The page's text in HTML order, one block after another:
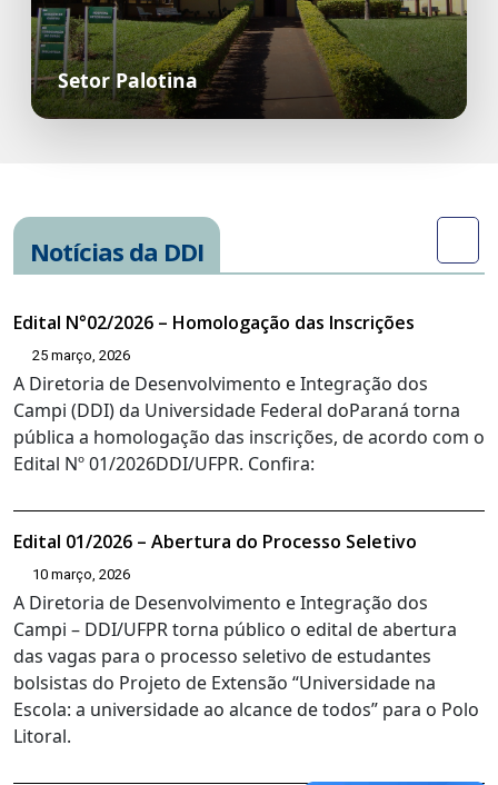
Setor Palotina
Notícias da DDI
Edital N°02/2026 – Homologação das Inscrições
25 março, 2026
A Diretoria de Desenvolvimento e Integração dos
Campi (DDI) da Universidade Federal doParaná torna
pública a homologação das inscrições, de acordo com o
Edital Nº 01/2026DDI/UFPR. Confira:
Edital 01/2026 – Abertura do Processo Seletivo
10 março, 2026
A Diretoria de Desenvolvimento e Integração dos
Campi – DDI/UFPR torna público o edital de abertura
das vagas para o processo seletivo de estudantes
bolsistas do Projeto de Extensão “Universidade na
Escola: a universidade ao alcance de todos” para o Polo
Litoral.